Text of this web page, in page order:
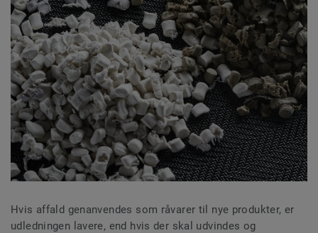
Hvis affald genanvendes som råvarer til nye produkter, er
udledningen lavere, end hvis der skal udvindes og